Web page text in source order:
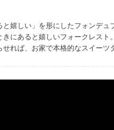
と嬉しい」を形にしたフォンデ
にあると嬉しいフォークレスト
れば、お家で本格的なスイーツ